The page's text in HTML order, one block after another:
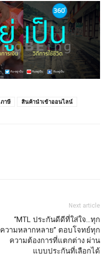
ภาษี สินค้านำเข้าออนไลน์
Next article
“MTL ประกันดีดีที่ใส่ใจ…ทุก
ความหลากหลาย” ตอบโจทย์ทุก
ความต้องการที่แตกต่าง ผ่าน
แบบประกันที่เลือกได้